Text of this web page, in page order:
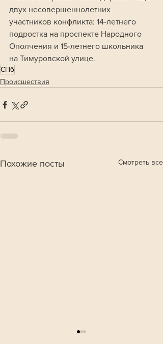
двух несовершеннолетних
участников конфликта: 14-летнего
подростка на проспекте Народного
Ополчения и 15-летнего школьника
на Тимуровской улице.
СПб
Происшествия
Похожие посты Смотреть все